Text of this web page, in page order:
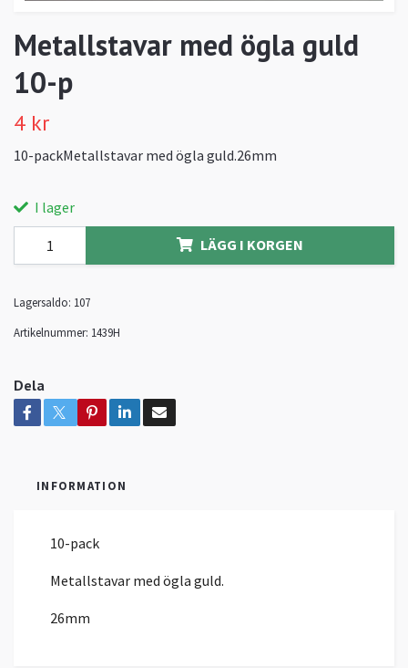
Metallstavar med ögla guld
10-p
4 kr
10-packMetallstavar med ögla guld.26mm
I lager
LÄGG I KORGEN
Lagersaldo: 107
Artikelnummer: 1439H
Dela
INFORMATION
10-pack
Metallstavar med ögla guld.
26mm